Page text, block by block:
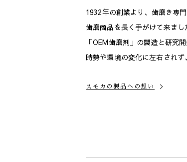
1932年の創業より、 歯磨き専
歯磨商品を長く手がけて来まし
「OEM歯磨剤」の製造と研究
時勢や環境の変化に左右されず
スモカの製品への想い